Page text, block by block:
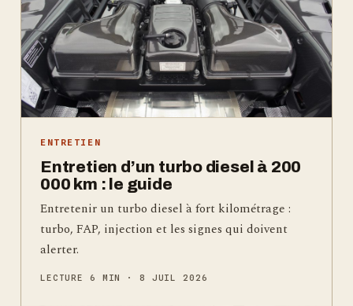
ENTRETIEN
Entretien d’un turbo diesel à 200
000 km : le guide
Entretenir un turbo diesel à fort kilométrage :
turbo, FAP, injection et les signes qui doivent
alerter.
LECTURE 6 MIN · 8 JUIL 2026